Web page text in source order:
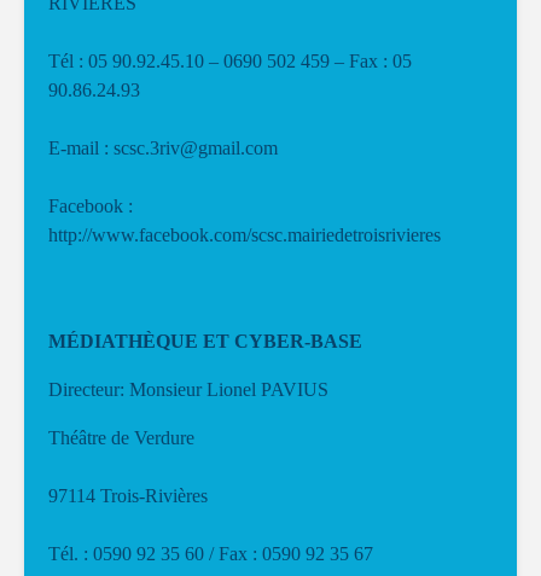
Tél : 05 90.92.45.10 – 0690 502 459 – Fax : 05
90.86.24.93
E-mail : scsc.3riv@gmail.com
Facebook :
http://www.facebook.com/scsc.mairiedetroisrivieres
MÉDIATHÈQUE ET CYBER-BASE
Directeur: Monsieur Lionel PAVIUS
Théâtre de Verdure
97114 Trois-Rivières
Tél. : 0590 92 35 60 / Fax : 0590 92 35 67